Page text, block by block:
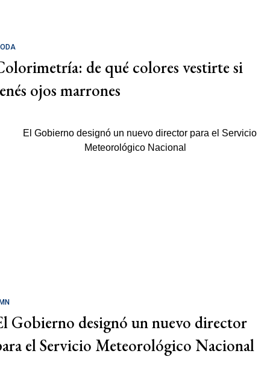
de qué colores vestirte si
ojos marrones
Gobierno designó un nuevo director
el Servicio Meteorológico Nacional